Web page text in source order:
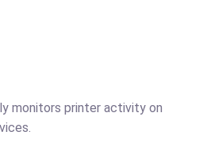
monitors printer activity on